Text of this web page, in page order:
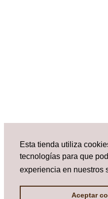
Esta tienda utiliza
tecnologías para que
experiencia en nuestros
Aceptar